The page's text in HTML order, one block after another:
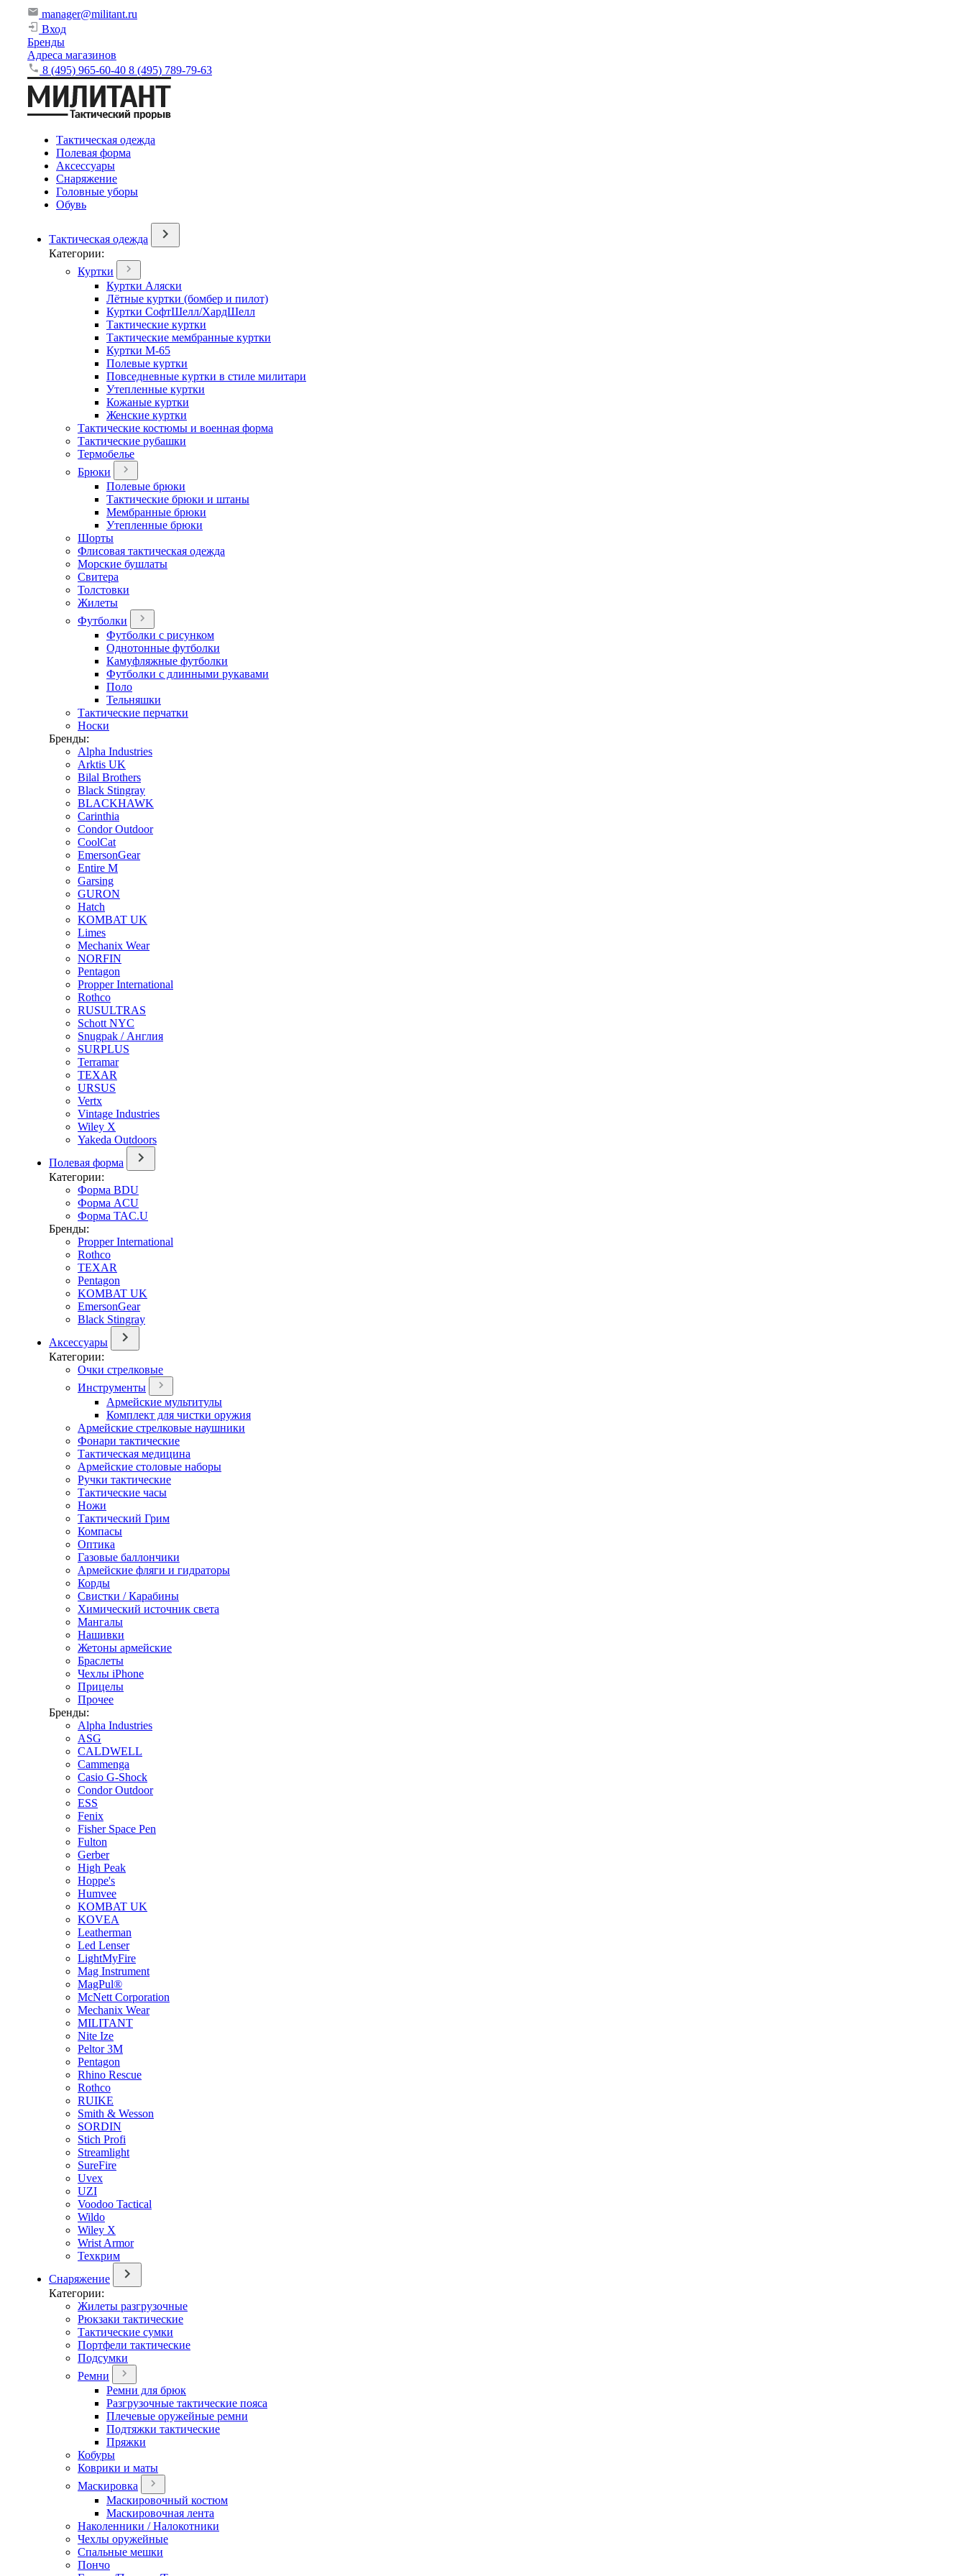
manager@militant.ru
Вход
Бренды
Адреса магазинов
8 (495) 965-60-40 8 (495) 789-79-63
Тактическая одежда
Полевая форма
Аксессуары
Снаряжение
Головные уборы
Обувь
Тактическая одежда
Категории:
Куртки
Куртки Аляски
Лётные куртки (бомбер и пилот)
Куртки СофтШелл/ХардШелл
Тактические куртки
Тактические мембранные куртки
Куртки М-65
Полевые куртки
Повседневные куртки в стиле милитари
Утепленные куртки
Кожаные куртки
Женские куртки
Тактические костюмы и военная форма
Тактические рубашки
Термобелье
Брюки
Полевые брюки
Тактические брюки и штаны
Мембранные брюки
Утепленные брюки
Шорты
Флисовая тактическая одежда
Морские бушлаты
Свитера
Толстовки
Жилеты
Футболки
Футболки с рисунком
Однотонные футболки
Камуфляжные футболки
Футболки с длинными рукавами
Поло
Тельняшки
Тактические перчатки
Носки
Бренды:
Alpha Industries
Arktis UK
Bilal Brothers
Black Stingray
BLACKHAWK
Carinthia
Condor Outdoor
CoolCat
EmersonGear
Entire M
Garsing
GURON
Hatch
KOMBAT UK
Limes
Mechanix Wear
NORFIN
Pentagon
Propper International
Rothco
RUSULTRAS
Schott NYC
Snugpak / Англия
SURPLUS
Terramar
TEXAR
URSUS
Vertx
Vintage Industries
Wiley X
Yakeda Outdoors
Полевая форма
Категории:
Форма BDU
Форма ACU
Форма TAC.U
Бренды:
Propper International
Rothco
TEXAR
Pentagon
KOMBAT UK
EmersonGear
Black Stingray
Аксессуары
Категории:
Очки стрелковые
Инструменты
Армейские мультитулы
Комплект для чистки оружия
Армейские стрелковые наушники
Фонари тактические
Тактическая медицина
Армейские столовые наборы
Ручки тактические
Тактические часы
Ножи
Тактический Грим
Компасы
Оптика
Газовые баллончики
Армейские фляги и гидраторы
Корды
Свистки / Карабины
Химический источник света
Мангалы
Нашивки
Жетоны армейские
Браслеты
Чехлы iPhone
Прицелы
Прочее
Бренды:
Alpha Industries
ASG
CALDWELL
Cammenga
Casio G-Shock
Condor Outdoor
ESS
Fenix
Fisher Space Pen
Fulton
Gerber
High Peak
Hoppe's
Humvee
KOMBAT UK
KOVEA
Leatherman
Led Lenser
LightMyFire
Mag Instrument
MagPul®
McNett Corporation
Mechanix Wear
MILITANT
Nite Ize
Peltor 3M
Pentagon
Rhino Rescue
Rothco
RUIKE
Smith & Wesson
SORDIN
Stich Profi
Streamlight
SureFire
Uvex
UZI
Voodoo Tactical
Wildo
Wiley X
Wrist Armor
Техкрим
Снаряжение
Категории:
Жилеты разгрузочные
Рюкзаки тактические
Тактические сумки
Портфели тактические
Подсумки
Ремни
Ремни для брюк
Разгрузочные тактические пояса
Плечевые оружейные ремни
Подтяжки тактические
Пряжки
Кобуры
Коврики и маты
Маскировка
Маскировочный костюм
Маскировочная лента
Наколенники / Налокотники
Чехлы оружейные
Спальные мешки
Пончо